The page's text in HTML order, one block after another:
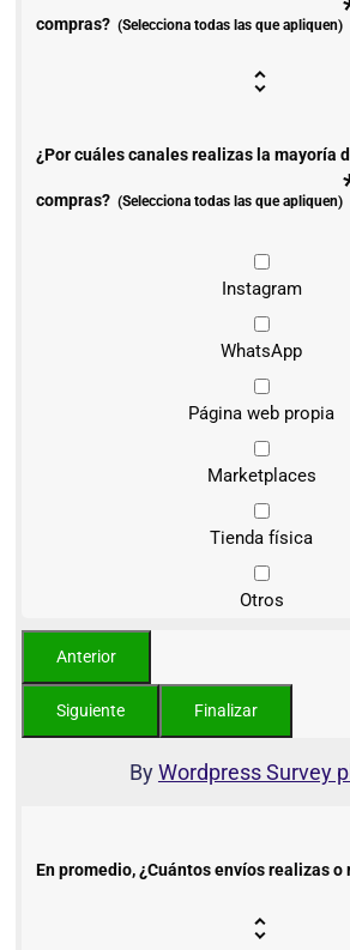
compras? (Selecciona todas las que apliquen)
¿Por cuáles canales realizas la mayoría
compras? (Selecciona todas las que apliquen)
Instagram
WhatsApp
Página web propia
Marketplaces
Tienda física
Otros
ByWordpress Survey
En promedio, ¿Cuántos envíos realizas o